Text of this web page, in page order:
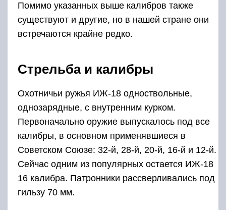
Помимо указанных выше калибров также
существуют и другие, но в нашей стране они
встречаются крайне редко.
Стрельба и калибры
Охотничьи ружья ИЖ-18 одноствольные,
однозарядные, с внутренним курком.
Первоначально оружие выпускалось под все
калибры, в основном применявшиеся в
Советском Союзе: 32-й, 28-й, 20-й, 16-й и 12-й.
Сейчас одним из популярных остается ИЖ-18
16 калибра. Патронники рассверливались под
гильзу 70 мм.